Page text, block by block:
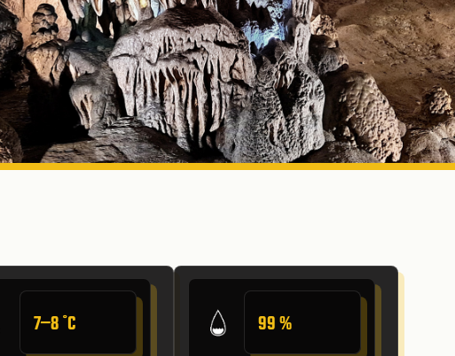
7–8 ˚C 99 %